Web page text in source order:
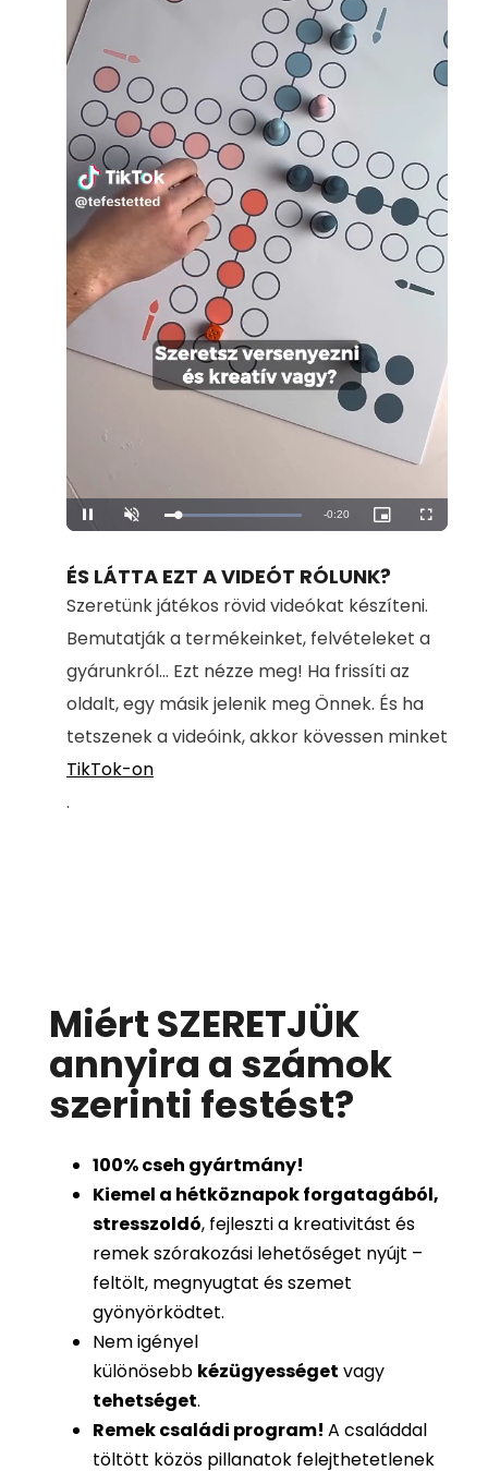
Pause Unmute Loaded:
100.00%
Remaining
-0:20
Picture-
in-
Fullscreen
ÉS LÁTTA EZT A VIDEÓT RÓLUNK?
Szeretünk játékos rövid videókat készíteni.
Bemutatják a termékeinket, felvételeket a
gyárunkról... Ezt nézze meg! Ha frissíti az
oldalt, egy másik jelenik meg Önnek. És ha
tetszenek a videóink, akkor kövessen minket
TikTok-on
.
Miért SZERETJÜK
annyira a számok
szerinti festést?
100%cseh gyártmány!
Kiemel a hétköznapok forgatagából,
stresszoldó, fejleszti a kreativitást és
remek szórakozási lehetőséget nyújt –
feltölt, megnyugtat és szemet
gyönyörködtet.
Nem igényel
különösebb kézügyességet vagy
tehetséget.
Remek családi program! A családdal
töltött közös pillanatok felejthetetlenek